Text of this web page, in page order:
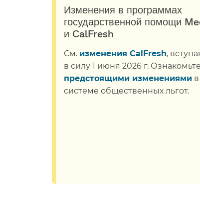
Изменения в программах
государственной помощи
и CalFresh​​
См. изменения CalFresh,
в силу 1 июня 2026 г.
предстоящими изменениями в
системе общественных льгот.​​